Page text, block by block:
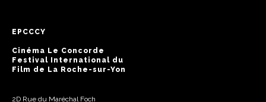
EPCCCY
Cinéma Le Concorde
Festival International du
Film de La Roche-sur-Yon
2D Rue du Maréchal Foch